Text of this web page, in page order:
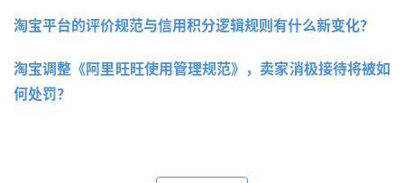
淘宝平台的评价规范与信用积分逻辑规则有什么新变化？
淘宝调整《阿里旺旺使用管理规范》，卖家消极接待将被如
何处罚？